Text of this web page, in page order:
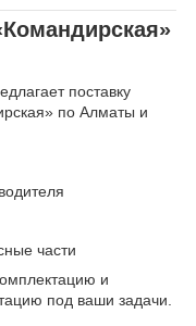
поставку
по Алматы и
части
и
под ваши задачи.